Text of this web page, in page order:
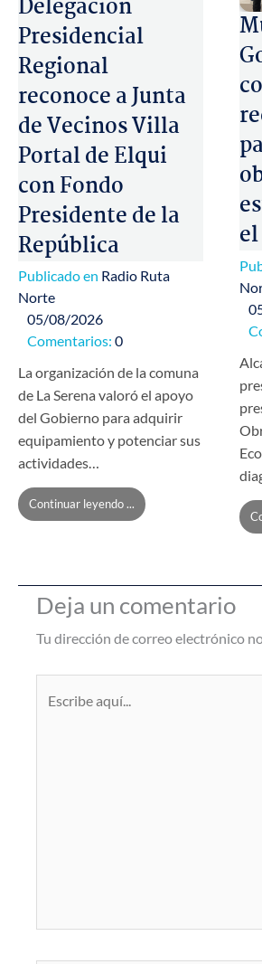
Delegación
Presidencial
Regional
reconoce a Junta
de Vecinos Villa
Portal de Elqui
con Fondo
Presidente de la
República
Publicado en Radio Ruta
Norte
05/08/2026
Comentarios: 0
La organización de la comuna
de La Serena valoró el apoyo
del Gobierno para adquirir
equipamiento y potenciar sus
actividades…
Continuar leyendo ...
Deja un comentario
Tu dirección de correo electrónico